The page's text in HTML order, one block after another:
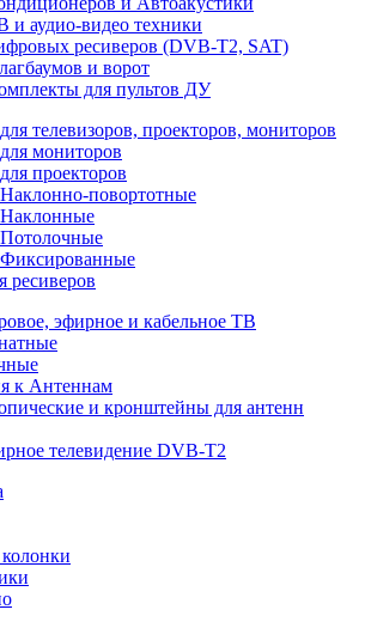
и аудио-видео техники
ресиверов (DVB-T2, SAT)
и ворот
для пультов ДУ
телевизоров, проекторов, мониторов
мониторов
проекторов
повортотные
ресиверов
эфирное и кабельное ТВ
к Антеннам
и кронштейны для антенн
телевидение DVB-Т2